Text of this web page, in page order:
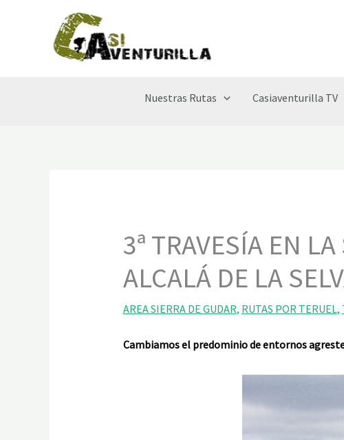
Nuestras Rutas Casiaventurilla TV
3ª TRAVESÍA EN
ALCALÁ DE LA
AREA SIERRA DE GUDAR, RUTAS POR TERUEL,
Cambiamos el predominio de entornos